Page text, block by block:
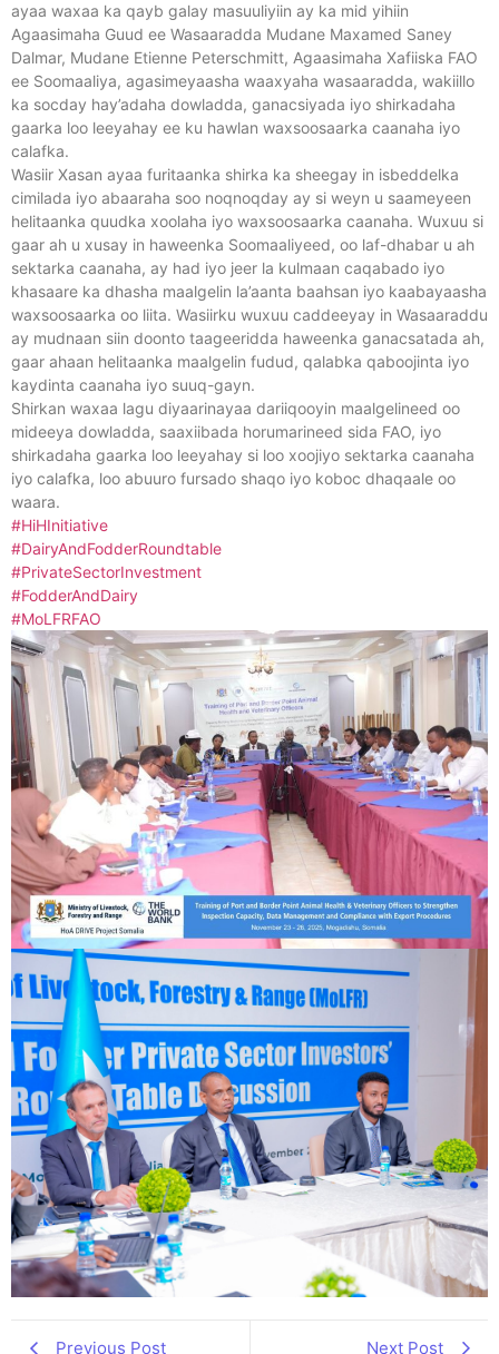
ayaa waxaa ka qayb galay masuuliyiin ay ka mid yihiin
Agaasimaha Guud ee Wasaaradda Mudane Maxamed Saney
Dalmar, Mudane Etienne Peterschmitt, Agaasimaha Xafiiska FAO
ee Soomaaliya, agasimeyaasha waaxyaha wasaaradda, wakiillo
ka socday hay’adaha dowladda, ganacsiyada iyo shirkadaha
gaarka loo leeyahay ee ku hawlan waxsoosaarka caanaha iyo
calafka.
Wasiir Xasan ayaa furitaanka shirka ka sheegay in isbeddelka
cimilada iyo abaaraha soo noqnoqday ay si weyn u saameyeen
helitaanka quudka xoolaha iyo waxsoosaarka caanaha. Wuxuu si
gaar ah u xusay in haweenka Soomaaliyeed, oo laf-dhabar u ah
sektarka caanaha, ay had iyo jeer la kulmaan caqabado iyo
khasaare ka dhasha maalgelin la’aanta baahsan iyo kaabayaasha
waxsoosaarka oo liita. Wasiirku wuxuu caddeeyay in Wasaaraddu
ay mudnaan siin doonto taageeridda haweenka ganacsatada ah,
gaar ahaan helitaanka maalgelin fudud, qalabka qaboojinta iyo
kaydinta caanaha iyo suuq-gayn.
Shirkan waxaa lagu diyaarinayaa dariiqooyin maalgelineed oo
mideeya dowladda, saaxiibada horumarineed sida FAO, iyo
shirkadaha gaarka loo leeyahay si loo xoojiyo sektarka caanaha
iyo calafka, loo abuuro fursado shaqo iyo koboc dhaqaale oo
waara.
#HiHInitiative
#DairyAndFodderRoundtable
#PrivateSectorInvestment
#FodderAndDairy
#MoLFRFAO
Previous Post Next Post